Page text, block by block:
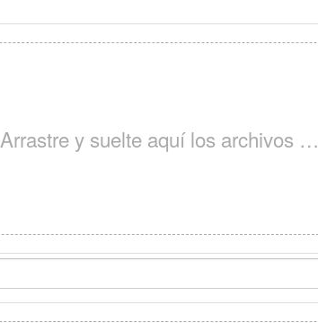
Arrastre y suelte aquí los archivos …